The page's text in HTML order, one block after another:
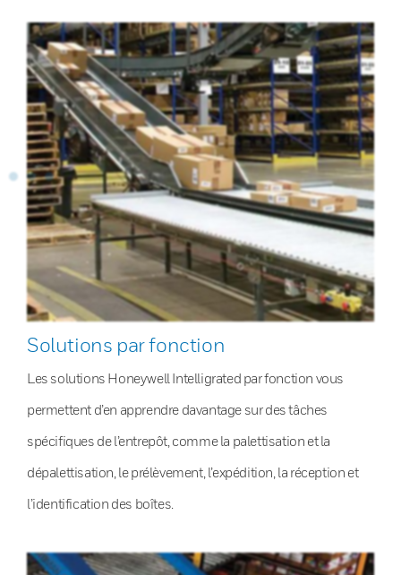
Solutions par fonction
Les solutions Honeywell Intelligrated par fonction vous
permettent d’en apprendre davantage sur des tâches
spécifiques de l’entrepôt, comme la palettisation et la
dépalettisation, le prélèvement, l’expédition, la réception et
l’identification des boîtes.